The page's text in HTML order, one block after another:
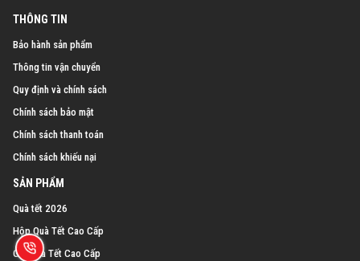
THÔNG TIN
Bảo hành sản phẩm
Thông tin vận chuyển
Quy định và chính sách
Chính sách bảo mật
Chính sách thanh toán
Chính sách khiếu nại
SẢN PHẨM
Quà tết 2026
Hộp Quà Tết Cao Cấp
Giỏ Quà Tết Cao Cấp